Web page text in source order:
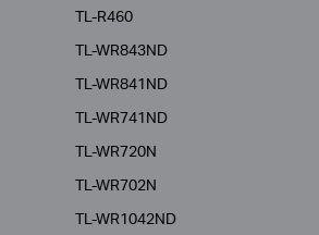
TL-R460
TL-WR843ND
TL-WR841ND
TL-WR741ND
TL-WR720N
TL-WR702N
TL-WR1042ND